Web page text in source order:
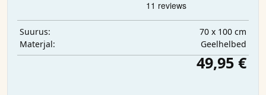
Suurus:
70 x 100 cm
Materjal:
Geelhelbed
49,95 €